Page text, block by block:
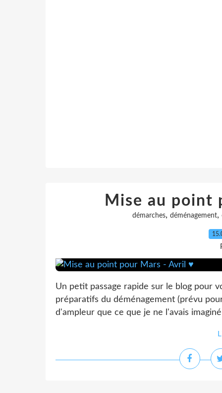
Mise au point
démarches, déménagement,
Un petit passage rapide sur le blog pour
préparatifs du déménagement (prévu
d'ampleur que ce que je ne l'avais